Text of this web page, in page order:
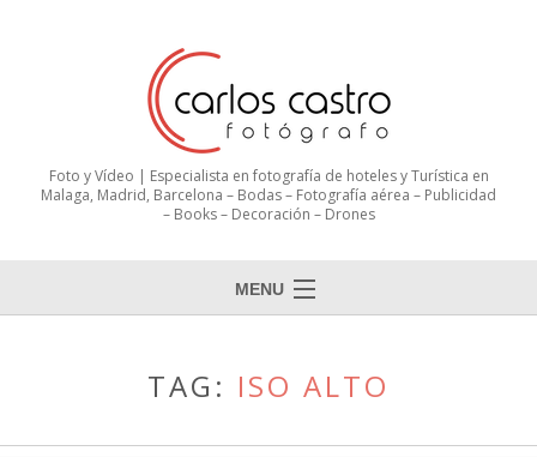
Foto y Vídeo | Especialista en fotografía de hoteles y Turística en
Malaga, Madrid, Barcelona – Bodas – Fotografía aérea – Publicidad
– Books – Decoración – Drones
MENU
TAG: ISO ALTO